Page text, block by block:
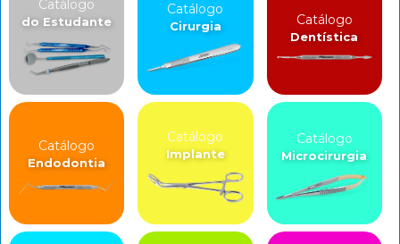
Catálogo
do Estudante
Catálogo
Cirurgia Catálogo
Dentística
Catálogo
Endodontia
Catálogo
Implante
Catálogo
Microcirurgia